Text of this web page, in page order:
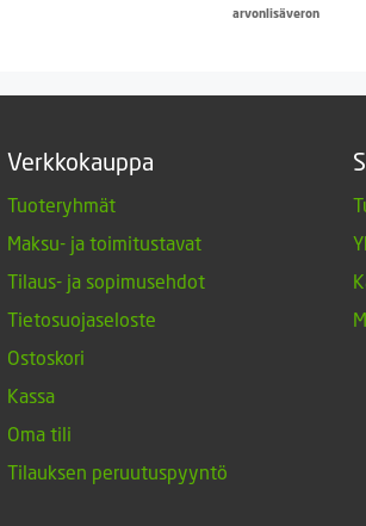
arvonlisäveron
Verkkokauppa
Tuoteryhmät
Maksu- ja toimitustavat
Tilaus- ja sopimusehdot
Tietosuojaseloste
Ostoskori
Kassa
Oma tili
Tilauksen peruutuspyyntö